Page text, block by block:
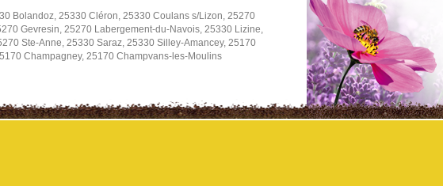
Bolandoz, 25330 Cléron, 25330 Coulans s/Lizon, 25270
Gevresin, 25270 Labergement-du-Navois, 25330 Lizine,
Ste-Anne, 25330 Saraz, 25330 Silley-Amancey, 25170
Champagney, 25170 Champvans-les-Moulins